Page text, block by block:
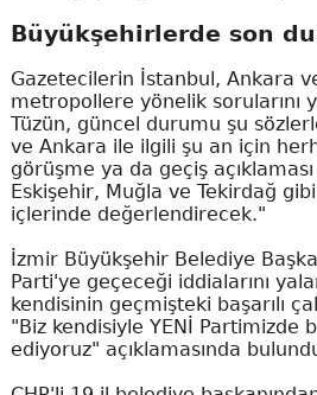
Büyükşehirlerde son
Gazetecilerin İstanbul, Ankara
metropollere yönelik sorularını
Tüzün, güncel durumu şu
ve Ankara ile ilgili şu an için
görüşme ya da geçiş
Eskişehir, Muğla ve Tekirdağ
içlerinde değerlendirecek."
İzmir Büyükşehir Belediye
Parti'ye geçeceği iddialarını
kendisinin geçmişteki başarılı
"Biz kendisiyle YENİ Partimizde
ediyoruz" açıklamasında